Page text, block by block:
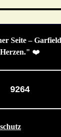
Seite –
Herzen." ❤️
9264